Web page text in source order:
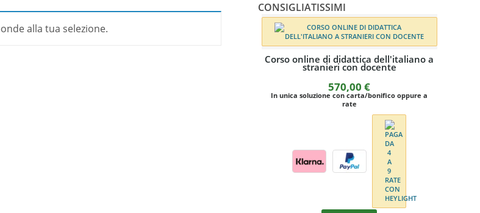
alla tua selezione.
CONSIGLIATISSIMI
Corso online di didattica dell'italiano a
stranieri con docente
570,00 €
In unica soluzione con carta/bonifico oppure a
rate